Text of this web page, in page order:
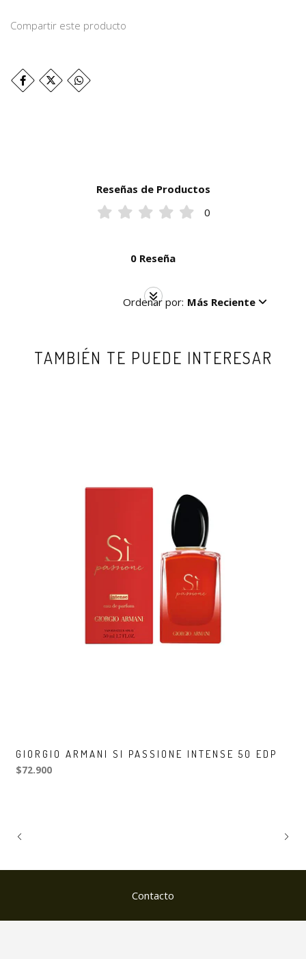
Compartir este producto
Reseñas de Productos
0
0 Reseña
Ordenar por: Más Reciente
TAMBIÉN TE PUEDE INTERESAR
GIORGIO ARMANI SI PASSIONE INTENSE 50 EDP
$72.900
Contacto